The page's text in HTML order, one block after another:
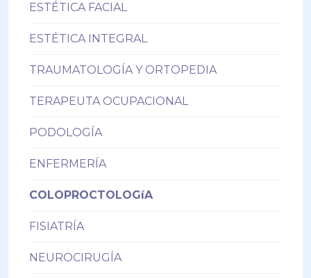
ESTÉTICA FACIAL
ESTÉTICA INTEGRAL
TRAUMATOLOGÍA Y ORTOPEDIA
TERAPEUTA OCUPACIONAL
PODOLOGÍA
ENFERMERÍA
COLOPROCTOLOGíA
FISIATRÍA
NEUROCIRUGÍA